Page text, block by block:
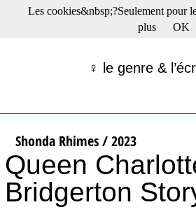
☰ Menu
Films récents
Tribunes
Bloc-notes
Archives
Actu : "La Nouvelle Vague"
S’abonner à la Lettre !
♀ le genre &
Shonda Rhimes / 2023
Queen
Bridgerton
Les cookies&nbsp;?Seulement pour
plus
OK